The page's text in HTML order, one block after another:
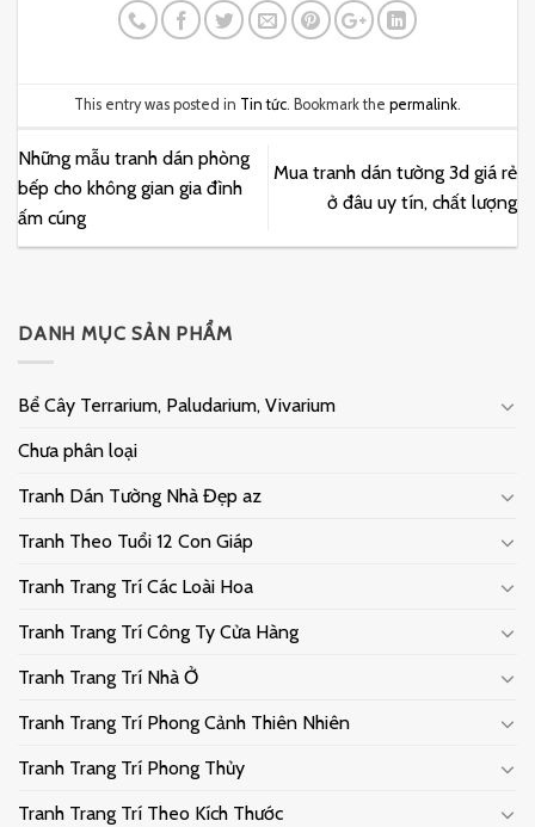
This entry was posted in Tin tức. Bookmark the permalink.
Những mẫu tranh dán phòng
bếp cho không gian gia đình
ấm cúng
Mua tranh dán tường 3d giá rẻ
ở đâu uy tín, chất lượng
DANH MỤC SẢN PHẨM
Bể Cây Terrarium, Paludarium, Vivarium
Chưa phân loại
Tranh Dán Tường Nhà Đẹp az
Tranh Theo Tuổi 12 Con Giáp
Tranh Trang Trí Các Loài Hoa
Tranh Trang Trí Công Ty Cửa Hàng
Tranh Trang Trí Nhà Ở
Tranh Trang Trí Phong Cảnh Thiên Nhiên
Tranh Trang Trí Phong Thủy
Tranh Trang Trí Theo Kích Thước